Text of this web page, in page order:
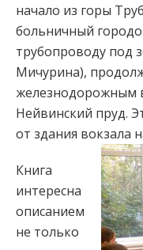
начало из горы
больничный
трубопроводу под
Мичурина),
железнодорожным
Нейвинский пруд.
от здания вокзала
Книга
интересна
описанием
не только